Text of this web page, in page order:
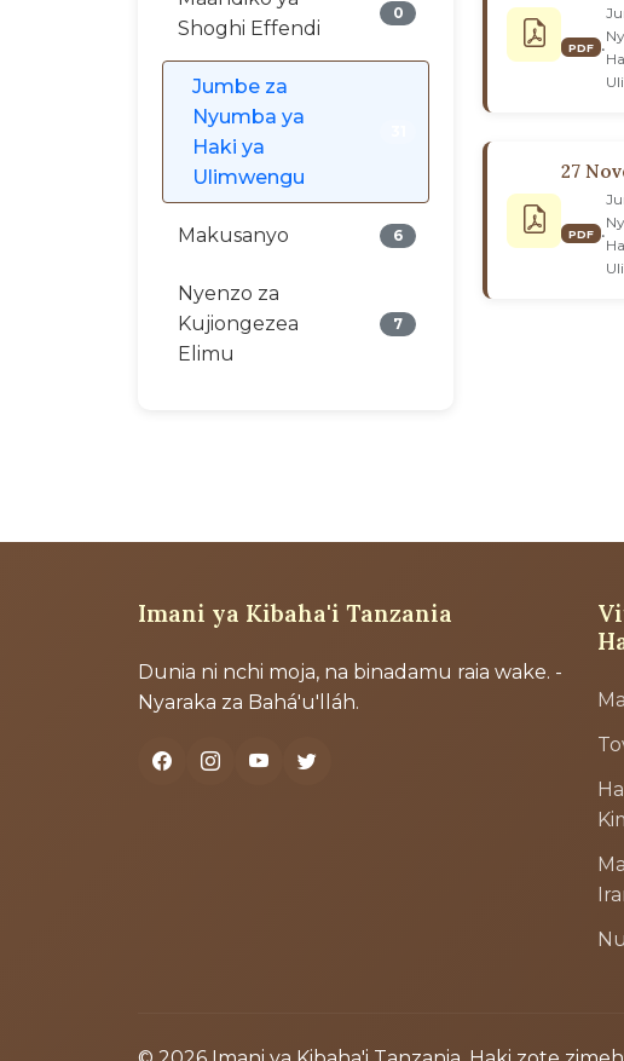
Shoghi Effendi
0
Jumbe za
Nyumba ya
Haki ya
Ulimwengu
Makusanyo 6
Nyenzo za
Kujiongezea
Elimu
7
PDF •
PDF •
Imani ya Kibaha'i Tanzania
Dunia ni nchi moja, na binadamu raia wake. -
Nyaraka za Bahá'u'lláh.